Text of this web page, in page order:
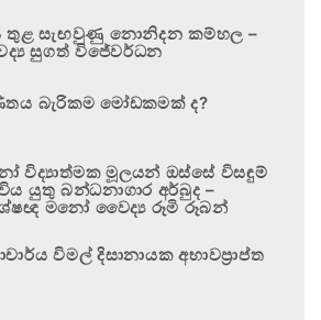
තුළ සැඟවුණු නොනිදන කම්හල –
සුගත් විජේවර්ධන
බැරිකම මෝඩකමක් ද?
විද්‍යාත්මක මූලයන් ඔස්සේ විසඳුම්
යුතු බන්ධනාගාර අර්බුද –
මනෝ වෛද්‍ය රූමි රූබන්
විමල් දිසානායක අභාවප්‍රාප්ත